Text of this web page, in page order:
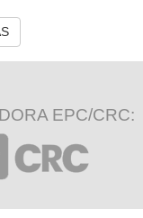
EPC/CRC: